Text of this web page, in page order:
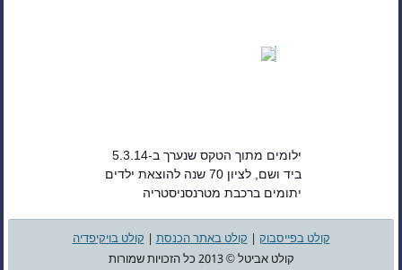
ילומים מתוך הטקס שנערך ב-5.3.14
ביד ושם, לציון 70 שנה להוצאת ילדים
יתומים ברכבת מטרנסניסטריה
קולט בפייסבוק |קולט באתר הכנסת|קולט בויקיפדיה
קולט אביטל © 2013 כל הזכויות שמורות